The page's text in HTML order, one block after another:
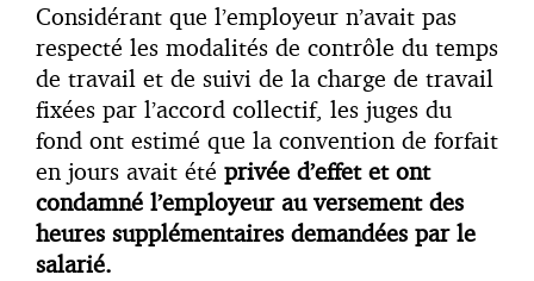
Considérant que l’employeur n’avait pas
respecté les modalités de contrôle du temps
de travail et de suivi de la charge de travail
fixées par l’accord collectif, les juges du
fond ont estimé que la convention de forfait
en jours avait été privée d’effet et ont
condamné l’employeur au versement des
heures supplémentaires demandées par le
salarié.